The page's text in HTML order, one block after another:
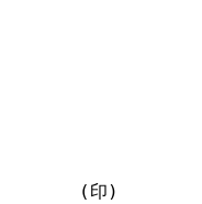
(印)